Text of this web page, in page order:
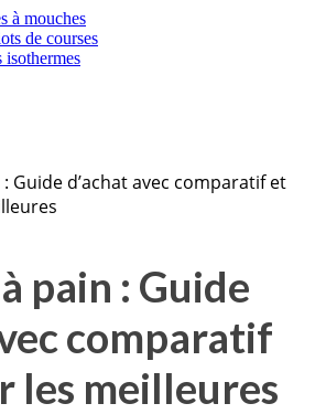
à mouches
de courses
isothermes
Guide d’achat avec comparatif et
pain : Guide
comparatif
les meilleures